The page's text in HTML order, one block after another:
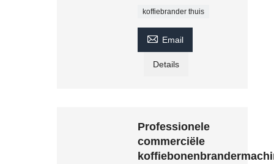
koffiebrander thuis
 Email
Details
Professionele
commerciële